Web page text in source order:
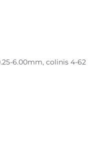
6.00mm, colinis 4-62